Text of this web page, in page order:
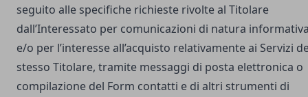
seguito alle specifiche richieste rivolte al Titolare
dall’Interessato per comunicazioni di natura
e/o per l’interesse all’acquisto relativamente ai Servizi
stesso Titolare, tramite messaggi di posta elettronica o
compilazione del Form contatti e di altri strumenti di